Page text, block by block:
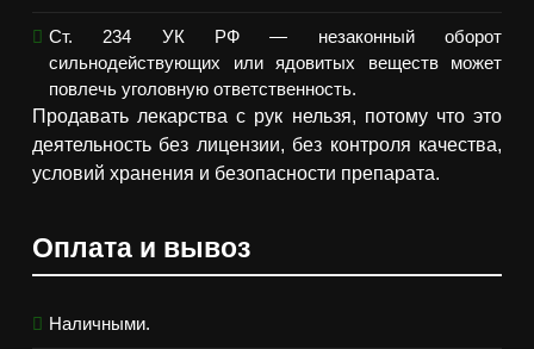
Ст. 234 УК РФ — незаконный оборот
сильнодействующих или ядовитых веществ может
повлечь уголовную ответственность.
Продавать лекарства с рук нельзя, потому что это
деятельность без лицензии, без контроля качества,
условий хранения и безопасности препарата.
Оплата и вывоз
Наличными.